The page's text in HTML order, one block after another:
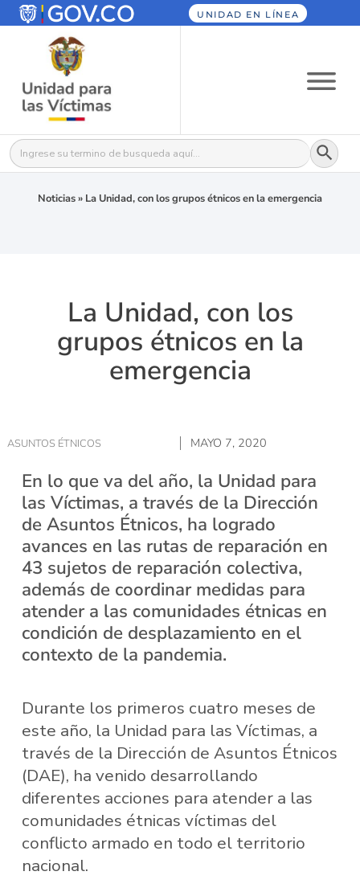
UNIDAD EN LÍNEA
Buscar: Botón
Noticias» La Unidad, con los grupos étnicos en la emergencia
La Unidad, con los
grupos étnicos en la
emergencia
ASUNTOS ÉTNICOS MAYO 7, 2020
En lo que va del año, la Unidad para
las Víctimas, a través de la Dirección
de Asuntos Étnicos, ha logrado
avances en las rutas de reparación en
43 sujetos de reparación colectiva,
además de coordinar medidas para
atender a las comunidades étnicas en
condición de desplazamiento en el
contexto de la pandemia.
Durante los primeros cuatro meses de
este año, la Unidad para las Víctimas, a
través de la Dirección de Asuntos Étnicos
(DAE), ha venido desarrollando
diferentes acciones para atender a las
comunidades étnicas víctimas del
conflicto armado en todo el territorio
nacional.